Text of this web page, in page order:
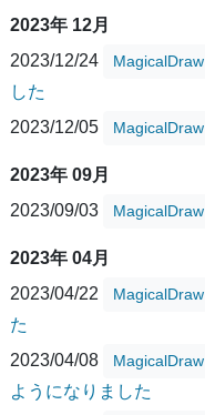
2023年 12月
2023/12/24
MagicalDraw
した
2023/12/05
MagicalDraw
2023年 09月
2023/09/03
MagicalDraw
2023年 04月
2023/04/22
MagicalDraw
た
2023/04/08
MagicalDraw
ようになりました